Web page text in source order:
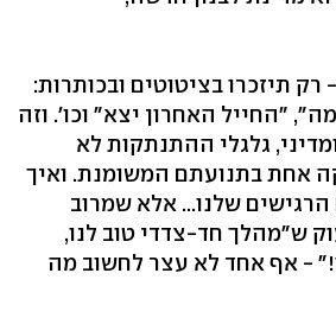
תיזכרו בציטוטים ובכותרות:
"החייל האחרון יצא" וכו'. וזה
גלגלי ההתנתקות לא
אחת בתנועתם המשומנת. ואיך
שלנו... אלא שמרוב
ש"מהלך חד-צדדי טוב לנו,
- אף אחד לא עצר לחשוב מה